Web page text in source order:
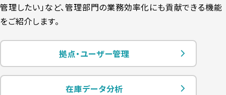
管理したい」など、管理部門の業務効率化にも貢献できる機能
をご紹介します。
拠点・ユーザー管理
在庫データ分析